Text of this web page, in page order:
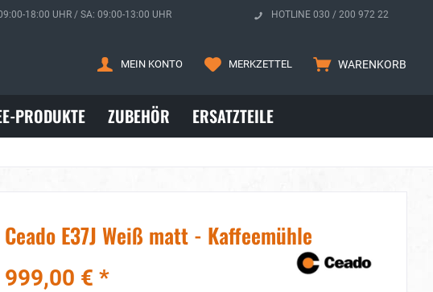
18:00 UHR / SA: 09:00-13:00 UHR HOTLINE 030 / 200 972 22
WARENKORB
MERKZETTEL
MEIN KONTO
PRODUKTE ZUBEHÖR ERSATZTEILE
Ceado E37J Weiß matt - Kaffeemühle
999,00 € *